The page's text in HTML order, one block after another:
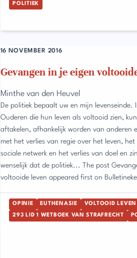
POLITIEK
Gevangen in je eigen
16 NOVEMBER 2016
Minthe van den Heuvel
De politiek bepaalt uw en mijn levenseinde.
Ouderen die hun leven als voltooid zien,
aftakelen, afhankelijk worden van anderen
met het verlies van regie over het leven,
sociale netwerk en het verlies van doel en
wenselijk dat de politiek... The post
voltooide leven appeared first on
OPINIE EUTHENASIE VOLTOOID LEVEN
293 LID 1 WETBOEK VAN STRAFRECHT